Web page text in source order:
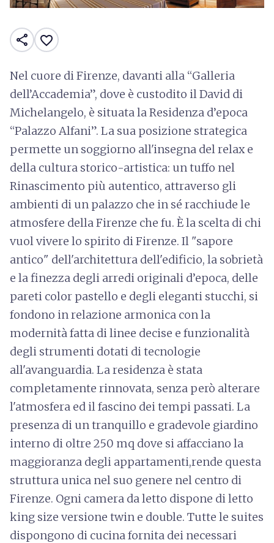
share favorite_border
Nel cuore di Firenze, davanti alla “Galleria
dell’Accademia”, dove è custodito il David di
Michelangelo, è situata la Residenza d’epoca
“Palazzo Alfani”. La sua posizione strategica
permette un soggiorno all'insegna del relax e
della cultura storico-artistica: un tuffo nel
Rinascimento più autentico, attraverso gli
ambienti di un palazzo che in sé racchiude le
atmosfere della Firenze che fu. È la scelta di chi
vuol vivere lo spirito di Firenze. Il "sapore
antico" dell'architettura dell'edificio, la sobrietà
e la finezza degli arredi originali d’epoca, delle
pareti color pastello e degli eleganti stucchi, si
fondono in relazione armonica con la
modernità fatta di linee decise e funzionalità
degli strumenti dotati di tecnologie
all'avanguardia. La residenza è stata
completamente rinnovata, senza però alterare
l'atmosfera ed il fascino dei tempi passati. La
presenza di un tranquillo e gradevole giardino
interno di oltre 250 mq dove si affacciano la
maggioranza degli appartamenti,rende questa
struttura unica nel suo genere nel centro di
Firenze. Ogni camera da letto dispone di letto
king size versione twin e double. Tutte le suites
dispongono di cucina fornita dei necessari